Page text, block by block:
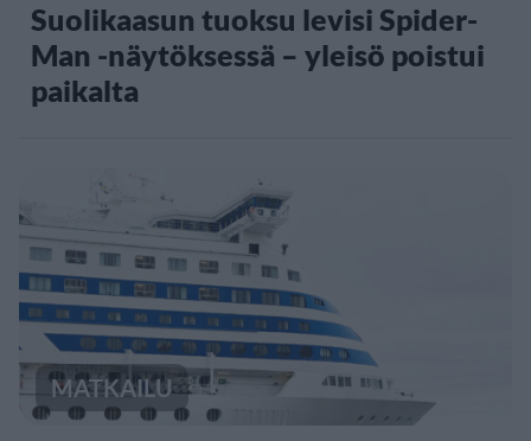
Suolikaasun tuoksu levisi Spider-
Man -näytöksessä – yleisö poistui
paikalta
MATKAILU